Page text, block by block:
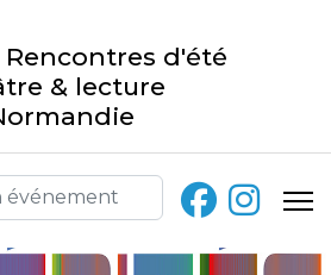
Rencontres d'été
& lecture